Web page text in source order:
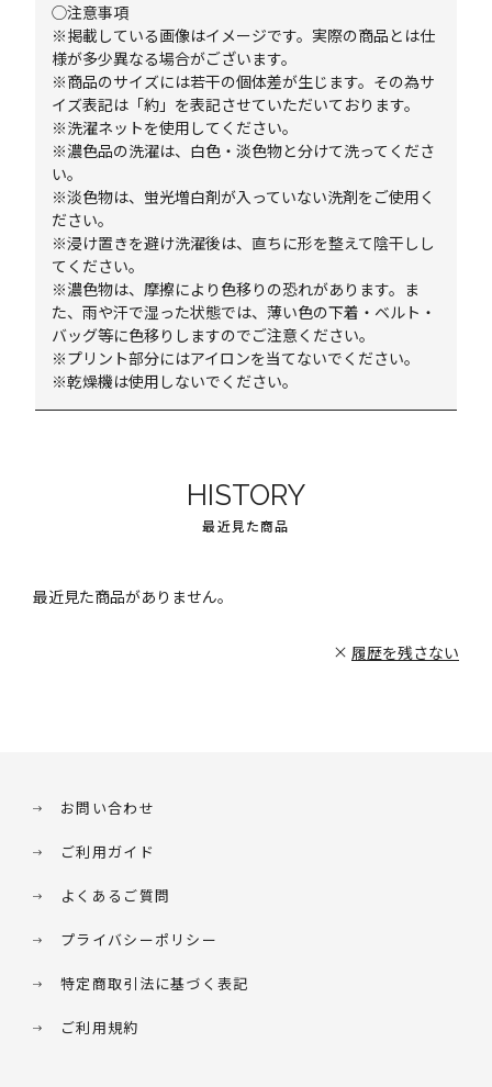
◯注意事項
※掲載している画像はイメージです。実際の商品とは仕
様が多少異なる場合がございます。
※商品のサイズには若干の個体差が生じます。その為サ
イズ表記は「約」を表記させていただいております。
※洗濯ネットを使用してください。
※濃色品の洗濯は、白色・淡色物と分けて洗ってくださ
い。
※淡色物は、蛍光増白剤が入っていない洗剤をご使用く
ださい。
※浸け置きを避け洗濯後は、直ちに形を整えて陰干しし
てください。
※濃色物は、摩擦により色移りの恐れがあります。ま
た、雨や汗で湿った状態では、薄い色の下着・ベルト・
バッグ等に色移りしますのでご注意ください。
※プリント部分にはアイロンを当てないでください。
※乾燥機は使用しないでください。
HISTORY
最近見た商品
最近見た商品がありません。
履歴を残さない
お問い合わせ
ご利用ガイド
よくあるご質問
プライバシーポリシー
特定商取引法に基づく表記
ご利用規約